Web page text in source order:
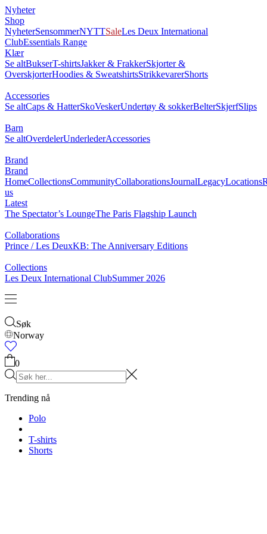
Nyheter
Shop
NyheterSensommerNYTTSaleLes Deux International
ClubEssentials Range
Klær
Se altBukserT-shirtsJakker & FrakkerSkjorter &
OverskjorterHoodies & SweatshirtsStrikkevarerShorts
Accessories
Se altCaps & HatterSkoVeskerUndertøy & sokkerBelterSkjerfSlips
Barn
Se altOverdelerUnderlederAccessories
Brand
Brand
HomeCollectionsCommunityCollaborationsJournalLegacyLocations
us
Latest
The Spectator’s LoungeThe Paris Flagship Launch
Collaborations
Prince / Les DeuxKB: The Anniversary Editions
Collections
Les Deux International ClubSummer 2026
Søk
Norway
0
Trending nå
Polo
T-shirts
Shorts